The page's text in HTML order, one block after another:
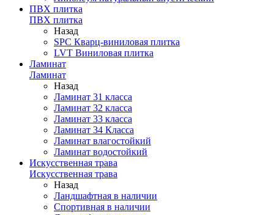
ПВХ плитка
ПВХ плитка
Назад
SPC Кварц-виниловая плитка
LVT Виниловая плитка
Ламинат
Ламинат
Назад
Ламинат 31 класса
Ламинат 32 класса
Ламинат 33 класса
Ламинат 34 Класса
Ламинат влагостойкий
Ламинат водостойкий
Искусственная трава
Искусственная трава
Назад
Ландшафтная в наличии
Спортивная в наличии